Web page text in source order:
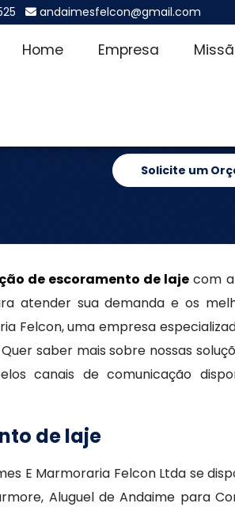
andaimesfelcon@gmail.com
Home Empresa
Solicite um
de escoramento de laje com
atender sua demanda e os
Felcon, uma empresa
saber mais sobre nossas
canais de comunicação
de laje
E Marmoraria Felcon Ltda se
Aluguel de Andaime para